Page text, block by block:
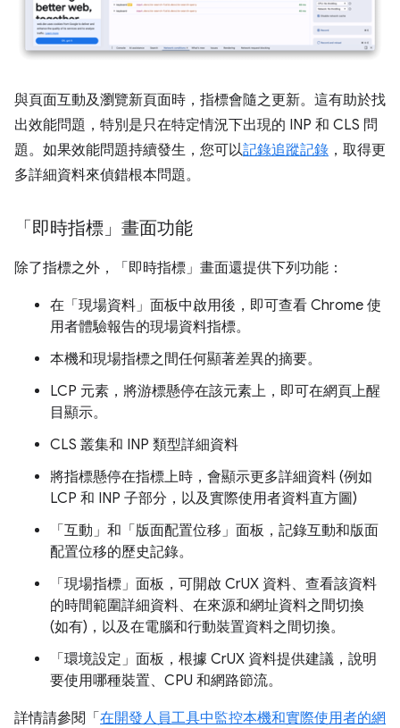
與頁面互動及瀏覽新頁面時，指標會隨之更新。這有助於找
出效能問題，特別是只在特定情況下出現的 INP 和 CLS 問
題。如果效能問題持續發生，您可以記錄追蹤記錄 ，取得更
多詳細資料來偵錯根本問題。
「即時指標」畫面功能
除了指標之外，「即時指標」 畫面還提供下列功能：
在「現場資料」 面板中啟用後，即可查看 Chrome 使
用者體驗報告的現場資料指標。
本機和現場指標之間任何顯著差異的摘要。
LCP 元素，將游標懸停在該元素上，即可在網頁上醒
目顯示。
CLS 叢集和 INP 類型詳細資料
將指標懸停在指標上時，會顯示更多詳細資料 (例如
LCP 和 INP 子部分，以及實際使用者資料直方圖)
「互動」 和「版面配置位移」 面板，記錄互動和版面
配置位移的歷史記錄。
「現場指標」 面板，可開啟 CrUX 資料、查看該資料
的時間範圍詳細資料、在來源和網址資料之間切換
(如有)，以及在電腦和行動裝置資料之間切換。
「環境設定」 面板，根據 CrUX 資料提供建議，說明
要使用哪種裝置、CPU 和網路節流。
詳情請參閱「在開發人員工具中監控本機和實際使用者的網